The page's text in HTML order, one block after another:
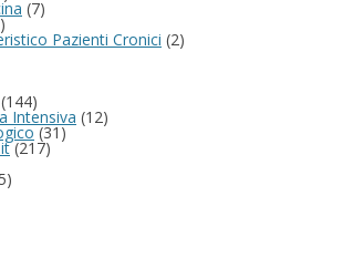
(7)
Pazienti Cronici (2)
(144)
Intensiva (12)
(31)
(217)